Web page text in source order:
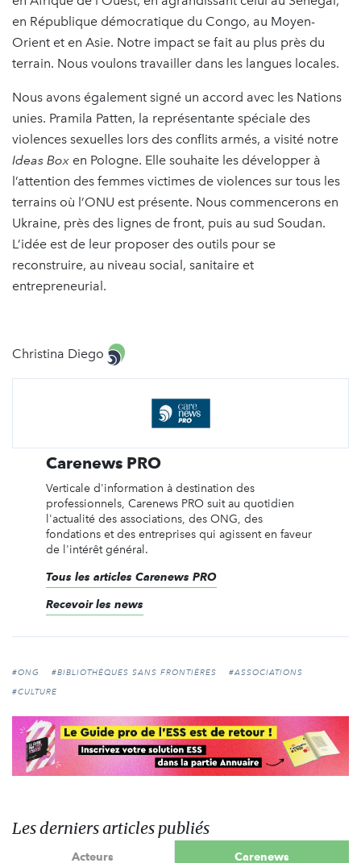
en République démocratique du Congo, au Moyen-
Orient et en Asie. Notre impact se fait au plus près du
terrain. Nous voulons travailler dans les langues locales.
Nous avons également signé un accord avec les Nations
unies. Pramila Patten, la représentante spéciale des
violences sexuelles lors des conflits armés, a visité notre
Ideas Box en Pologne. Elle souhaite les développer à
l’attention des femmes victimes de violences sur tous les
terrains où l’ONU est présente. Nous commencerons en
Ukraine, près des lignes de front, puis au sud Soudan.
L’idée est de leur proposer des outils pour se
reconstruire, au niveau social, sanitaire et
entrepreneurial.
Christina Diego
Carenews PRO
Verticale d'information à destination des
professionnels, Carenews PRO suit au quotidien
l'actualité des associations, des ONG, des
fondations et des entreprises qui agissent en faveur
de l'intérêt général.
Tous les articles Carenews PRO
Recevoir les news
#ONG #BIBLIOTHÈQUES SANS FRONTIÈRES
#ASSOCIATIONS
#CULTURE
Les derniers articles publiés
Acteurs Carenews